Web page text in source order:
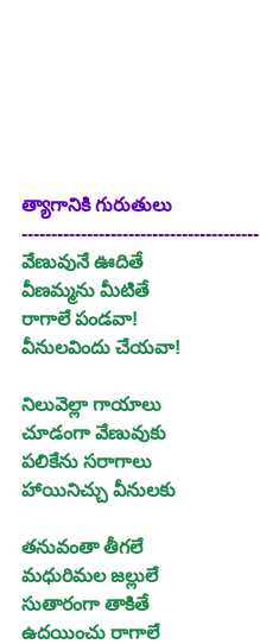
త్యాగానికి గురుతులు
----------------------------------------
వేణువునే ఊదితే
వీణమ్మను మీటితే
రాగాలే పండవా!
వీనులవిందు చేయవా!
నిలువెల్లా గాయాలు
చూడంగా వేణువుకు
పలికేను సరాగాలు
హాయినిచ్చు వీనులకు
తనువంతా తీగలే
మధురిమల జల్లులే
సుతారంగా తాకితే
ఉదయించు రాగాలే